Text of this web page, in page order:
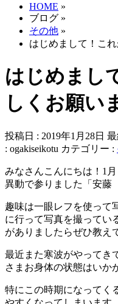
HOME »
ブログ »
その他 »
はじめまして！こ
はじめまし
しくお願い
投稿日 : 2019年1月28日 最
: ogakiseikotu カテゴリー :
みなさんこんにちは！1
異動で参りました「安藤
趣味は一眼レフを使って
に行って写真を撮ってい
がありましたらぜひ教え
最近また寒波がやってき
さまお身体の状態はいか
特にこの時期になってく